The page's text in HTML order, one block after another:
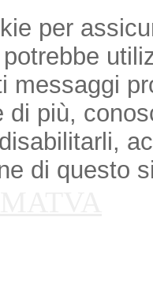
per
messaggi
di più,
di questo